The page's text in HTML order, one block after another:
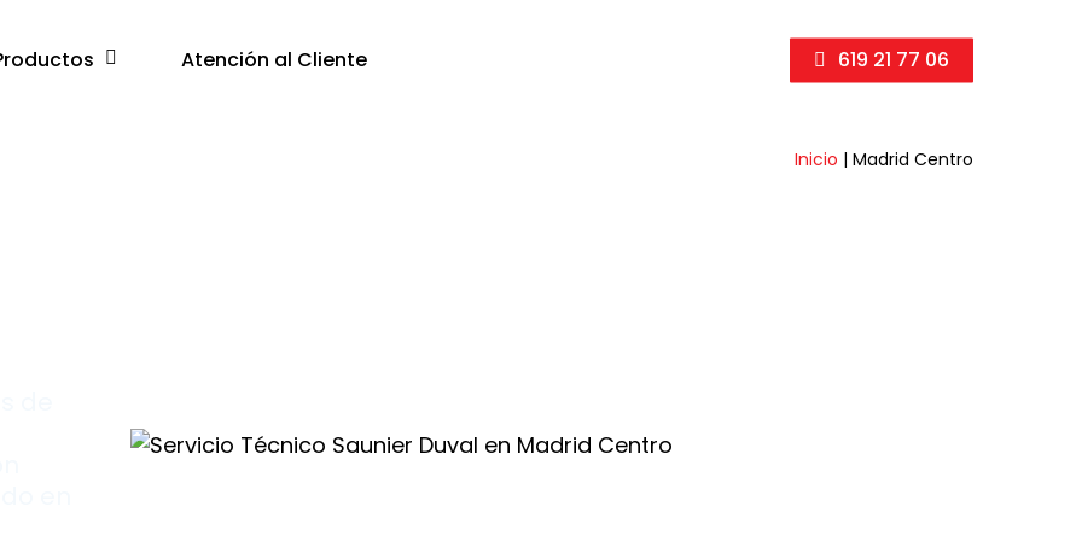
Atención al Cliente 619 21 77 06
Inicio | Madrid Centro